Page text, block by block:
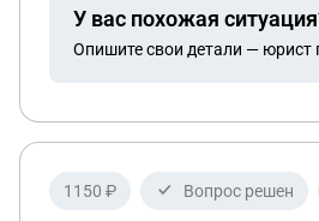
У вас похожая
Опишите свои детали — юрист
1150 ₽ Вопрос решен